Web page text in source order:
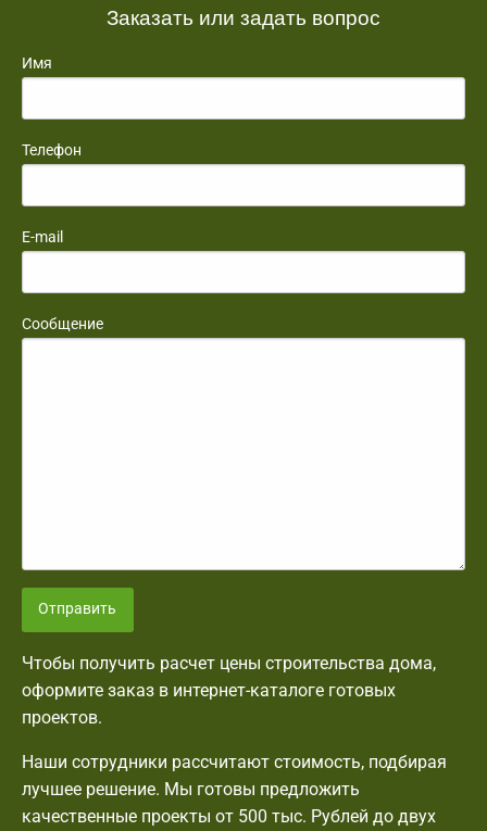
Заказать или задать вопрос
Имя
Телефон
E-mail
Сообщение
Отправить
Чтобы получить расчет цены строительства дома,
оформите заказ в интернет-каталоге готовых
проектов.
Наши сотрудники рассчитают стоимость, подбирая
лучшее решение. Мы готовы предложить
качественные проекты от 500 тыс. Рублей до двух